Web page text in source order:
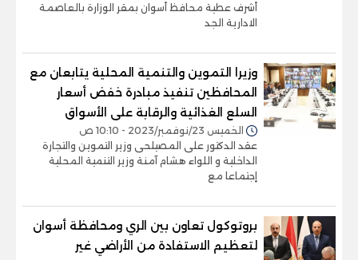
أشرف عطية محافظ أسوان بمقر الوزارة بالعاصمة
الادارية الجد
وزيرا التموين والتنمية المحلية يتابعان مع
المحافظين تنفيذ مبادرة خفض أسعار
السلع الغذائية والرقابة على الأسواق
الخميس 23/نوفمبر/2023 - 10:10 ص
عقد الدكتور على المصيلحى وزير التموين والتجارة
الداخلية و اللواء هشام آمنة وزير التنمية المحلية
إجتماعا مع
بروتوكول تعاون بين الري ومحافظة أسوان
لتعظيم الاستفادة من الأراضي غير